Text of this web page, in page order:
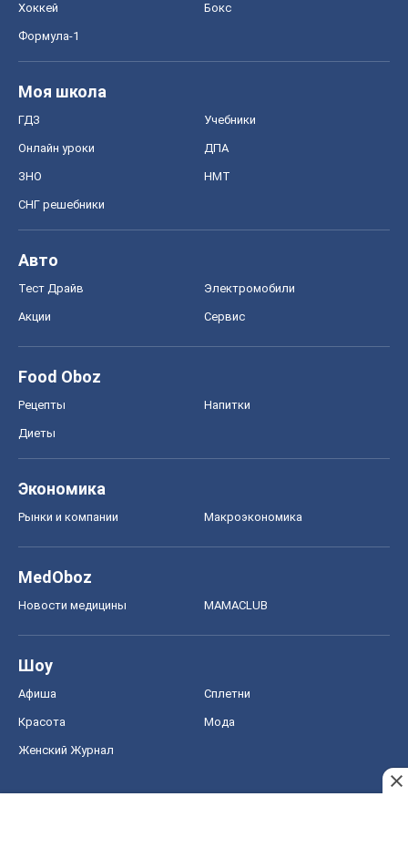
Хоккей Бокс
Формула-1
Моя школа
ГДЗ Учебники
Онлайн уроки ДПА
ЗНО НМТ
СНГ решебники
Авто
Тест Драйв Электромобили
Акции Сервис
Food Oboz
Рецепты Напитки
Диеты
Экономика
Рынки и компании Mакроэкономика
MedOboz
Новости медицины MAMACLUB
Шоу
Афиша Сплетни
Красота Мода
Женский Журнал